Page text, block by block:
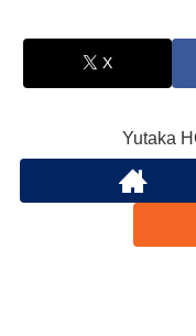
X
Yutaka